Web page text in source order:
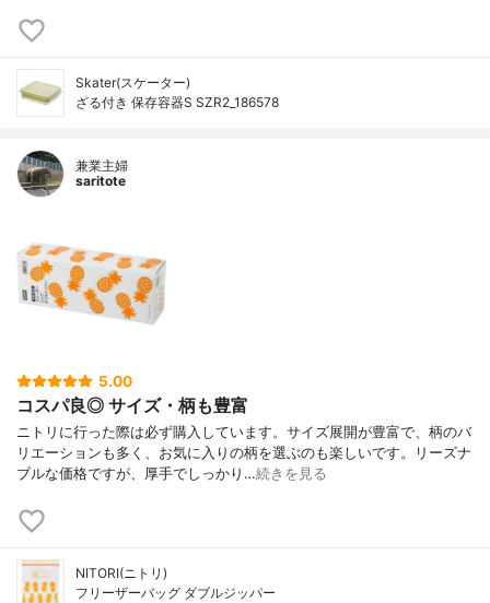
Skater(スケーター)
ざる付き 保存容器S SZR2_186578
兼業主婦
saritote
5.00
コスパ良◎ サイズ・柄も豊富
ニトリに行った際は必ず購入しています。サイズ展開が豊富で、柄のバ
リエーションも多く、お気に入りの柄を選ぶのも楽しいです。リーズナ
ブルな価格ですが、厚手でしっかり…続きを見る
NITORI(ニトリ)
フリーザーバッグ ダブルジッパー